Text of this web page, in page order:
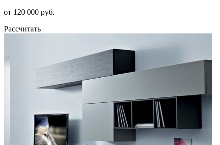
от 120 000 руб.
Рассчитать